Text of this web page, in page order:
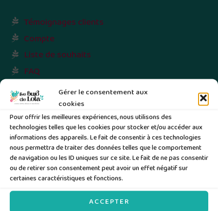
Gérer le consentement aux
cookies
Pour offrir les meilleures expériences, nous utilisons des
technologies telles que les cookies pour stocker et/ou accéder aux
informations des appareils. Le fait de consentir à ces technologies
nous permettra de traiter des données telles que le comportement
de navigation ou les ID uniques sur ce site. Le fait de ne pas consentir
ou de retirer son consentement peut avoir un effet négatif sur
certaines caractéristiques et fonctions.
ACCEPTER
Témoignages clients
Compte
Liste de souhaits
FAQ
Freebies
Blog
CGV
CGU
Mentions légales
Politique de confidentialité
Politique de cookies
Conditions générales